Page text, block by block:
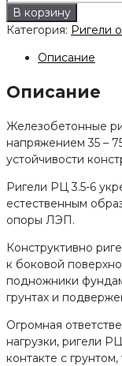
товара
Ригель
В корзину
Категория: Ригели
Описание
Описание
Железобетонные
напряжением 35 –
устойчивости
Ригели РЦ 3.5-6
естественным
опоры ЛЭП.
Конструктивно
к боковой
подножники
грунтах и
Огромная
нагрузки, ригели
контакте с